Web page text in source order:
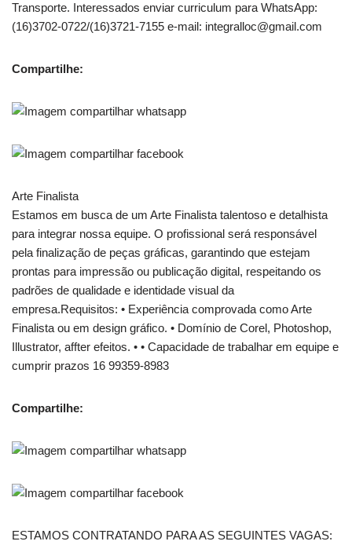
Transporte. Interessados enviar curriculum para WhatsApp:
(16)3702-0722/(16)3721-7155 e-mail: integralloc@gmail.com
Compartilhe:
Arte Finalista
Estamos em busca de um Arte Finalista talentoso e detalhista
para integrar nossa equipe. O profissional será responsável
pela finalização de peças gráficas, garantindo que estejam
prontas para impressão ou publicação digital, respeitando os
padrões de qualidade e identidade visual da
empresa.Requisitos: • Experiência comprovada como Arte
Finalista ou em design gráfico. • Domínio de Corel, Photoshop,
Illustrator, affter efeitos. • • Capacidade de trabalhar em equipe e
cumprir prazos 16 99359-8983
Compartilhe:
ESTAMOS CONTRATANDO PARA AS SEGUINTES VAGAS: